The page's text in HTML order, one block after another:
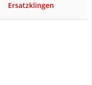
Ersatzklingen